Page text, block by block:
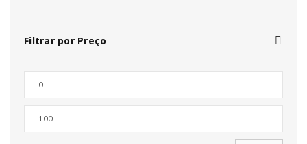
Filtrar por Preço